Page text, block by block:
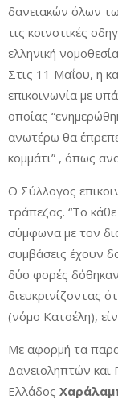
δανειακών όλων
τις κοινοτικές
ελληνική
Στις 11 Μαΐου, η
επικοινωνία με
οποίας
ανωτέρω θα
κομμάτι” , όπως
Ο Σύλλογος
τράπεζας. “Το
σύμφωνα με τον
συμβάσεις έχουν
δύο φορές
διευκρινίζοντας
(νόμο Κατσέλη),
Με αφορμή τα
Δανειοληπτών
Ελλάδος